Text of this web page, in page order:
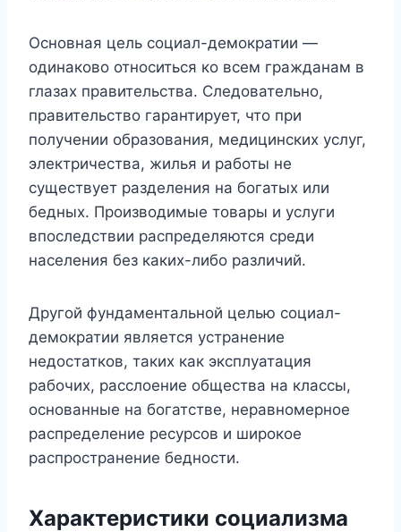
Основная цель социал-демократии —
одинаково относиться ко всем гражданам в
глазах правительства. Следовательно,
правительство гарантирует, что при
получении образования, медицинских услуг,
электричества, жилья и работы не
существует разделения на богатых или
бедных. Производимые товары и услуги
впоследствии распределяются среди
населения без каких-либо различий.
Другой фундаментальной целью социал-
демократии является устранение
недостатков, таких как эксплуатация
рабочих, расслоение общества на классы,
основанные на богатстве, неравномерное
распределение ресурсов и широкое
распространение бедности.
Характеристики социализма